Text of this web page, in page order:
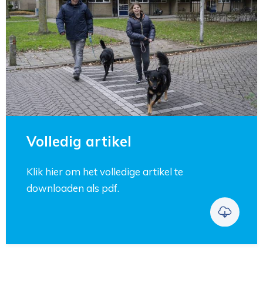
Volledig artikel
Klik hier om het volledige artikel te
downloaden als pdf.